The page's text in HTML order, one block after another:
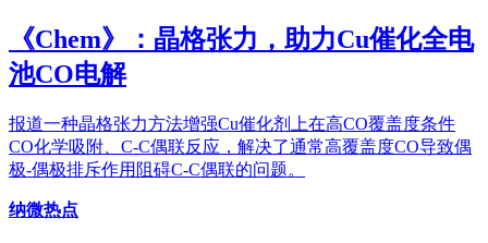
《Chem》：晶格张力，助力Cu催化全电
池CO电解
报道一种晶格张力方法增强Cu催化剂上在高CO覆盖度条件
CO化学吸附、C-C偶联反应，解决了通常高覆盖度CO导致偶
极-偶极排斥作用阻碍C-C偶联的问题。
纳微热点